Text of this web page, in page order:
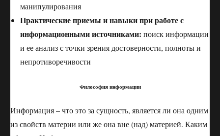
манипулирования
Практические приемы и навыки при работе с
информационными источниками: поиск информации
и ее анализ с точки зрения достоверности, полноты и
непротиворечивости
Философия информации
Информация – что это за сущность, является ли она одним
из свойств материи или же она вне (над) материей. Каким